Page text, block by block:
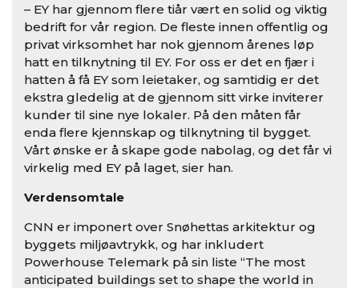
– EY har gjennom flere tiår vært en solid og viktig
bedrift for vår region. De fleste innen offentlig og
privat virksomhet har nok gjennom årenes løp
hatt en tilknytning til EY. For oss er det en fjær i
hatten å få EY som leietaker, og samtidig er det
ekstra gledelig at de gjennom sitt virke inviterer
kunder til sine nye lokaler. På den måten får
enda flere kjennskap og tilknytning til bygget.
Vårt ønske er å skape gode nabolag, og det får vi
virkelig med EY på laget, sier han.
Verdensomtale
CNN er imponert over Snøhettas arkitektur og
byggets miljøavtrykk, og har inkludert
Powerhouse Telemark på sin liste “The most
anticipated buildings set to shape the world in